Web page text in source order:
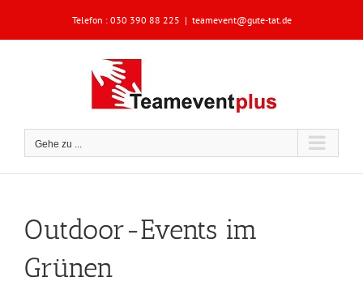
springen
Telefon : 030 390 88 225 | teamevent@gute-tat.de
Gehe zu ...
Outdoor-Events im
Grünen